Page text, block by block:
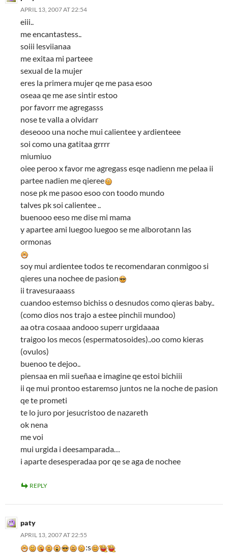
APRIL 13, 2007 AT 22:54
eiii..
me encantastess..
soiii lesviianaa
me exitaa mi parteee
sexual de la mujer
eres la primera mujer qe me pasa esoo
oseaa qe me ase sintir estoo
por favorr me agregasss
nose te valla a olvidarr
deseooo una noche mui calientee y ardienteee
soi como una gatitaa grrrr
miumiuo
oiee peroo x favor me agregass esqe nadienn me pelaa ii
partee nadien me qieree
nose pk me pasoo esoo con toodo mundo
talves pk soi calientee ..
buenooo eeso me dise mi mama
y apartee ami luegoo luegoo se me alborotann las
ormonas
soy mui ardientee todos te recomendaran conmigoo si
qieres una nochee de pasion
ii travesuraaass
cuandoo estemso bichiss o desnudos como qieras baby..
(como dios nos trajo a estee pinchii mundoo)
aa otra cosaaa andooo superr urgidaaaa
traigoo los mecos (espermatosoides)..oo como kieras
(ovulos)
buenoo te dejoo..
piensaa en mii sueñaa e imagine qe estoi bichiii
ii qe mui prontoo estaremso juntos ne la noche de pasion
qe te prometi
te lo juro por jesucristoo de nazareth
ok nena
me voi
mui urgida i deesamparada…
i aparte desesperadaa por qe se aga de nochee
REPLY
paty
APRIL 13, 2007 AT 22:55
:s